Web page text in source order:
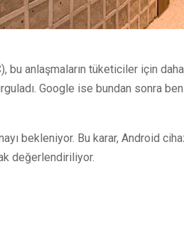
bu anlaşmaların tüketiciler için
Google ise bundan sonra
bekleniyor. Bu karar, Android
değerlendiriliyor.